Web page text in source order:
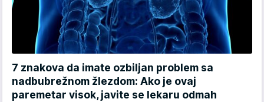
7 znakova da imate ozbiljan problem sa
nadbubrežnom žlezdom: Ako je ovaj
paremetar visok, javite se lekaru odmah